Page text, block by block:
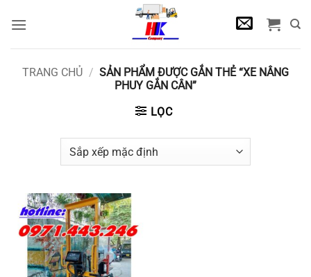
qua
TRANG CHỦ / SẢN PHẨM ĐƯỢC GẮN THẺ “XE NÂNG
PHUY GẮN CÂN”
LỌC